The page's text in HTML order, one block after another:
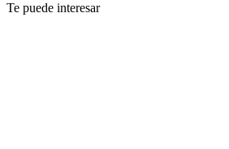
Te puede interesar